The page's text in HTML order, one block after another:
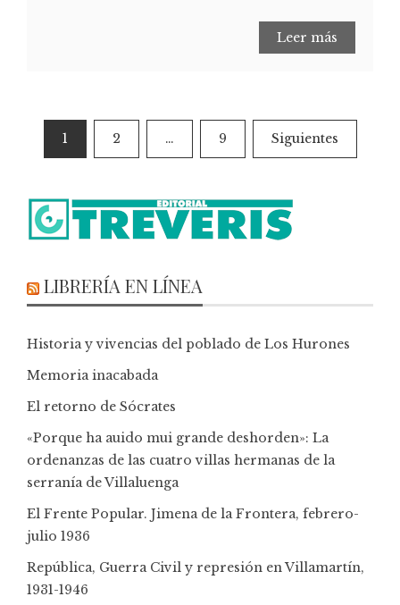
Leer más
1 2 … 9 Siguientes
LIBRERÍA EN LÍNEA
Historia y vivencias del poblado de Los Hurones
Memoria inacabada
El retorno de Sócrates
«Porque ha auido mui grande deshorden»: La
ordenanzas de las cuatro villas hermanas de la
serranía de Villaluenga
El Frente Popular. Jimena de la Frontera, febrero-
julio 1936
República, Guerra Civil y represión en Villamartín,
1931-1946